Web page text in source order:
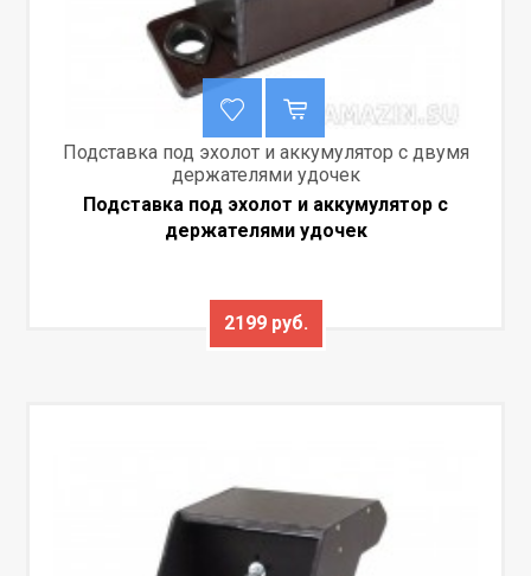
Подставка под эхолот и аккумулятор с двумя
держателями удочек
Подставка под эхолот и аккумулятор с
держателями удочек
2199 руб.